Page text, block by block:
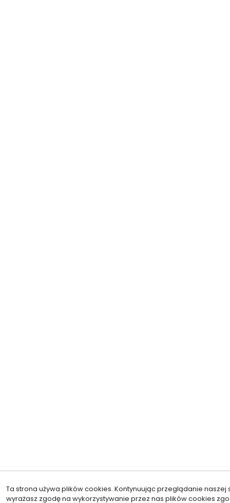
Ta strona używa plików cookies. Kontynuując przeglądanie naszej
wyrażasz zgodę na wykorzystywanie przez nas plików cookies